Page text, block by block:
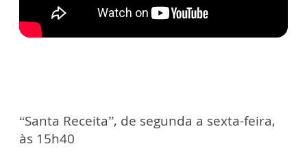
“Santa Receita”, de segunda a sexta-feira,
às 15h40